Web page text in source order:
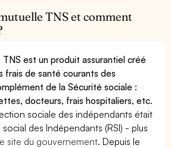
TNS et comment
est un produit assurantiel créé
frais de santé courants des
de la Sécurité sociale :
docteurs, frais hospitaliers, etc.
sociale des indépendants était
des Indépendants (RSI) - plus
site du gouvernement. Depuis le